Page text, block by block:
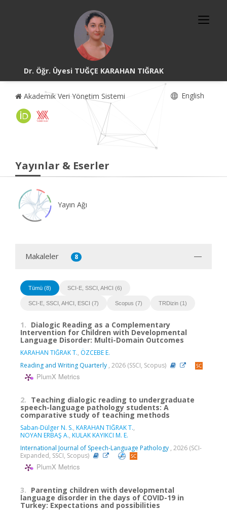
Dr. Öğr. Üyesi TUĞÇE KARAHAN TIĞRAK
Akademik Veri Yönetim Sistemi English
Yayınlar & Eserler
Yayın Ağı
Makaleler 8
Tümü (8) SCI-E, SSCI, AHCI (6)
SCI-E, SSCI, AHCI, ESCI (7) Scopus (7) TRDizin (1)
1. Dialogic Reading as a Complementary
Intervention for Children with Developmental
Language Disorder: Multi-Domain Outcomes
KARAHAN TIĞRAK T., ÖZCEBE E.
Reading and Writing Quarterly , 2026 (SSCI, Scopus)
PlumX Metrics
2. Teaching dialogic reading to undergraduate
speech-language pathology students: A
comparative study of teaching methods
Saban-Dülger N. S., KARAHAN TIĞRAK T.,
NOYAN ERBAŞ A., KULAK KAYIKCI M. E.
International Journal of Speech-Language Pathology , 2026 (SCI-
Expanded, SSCI, Scopus)
PlumX Metrics
3. Parenting children with developmental
language disorder in the days of COVID-19 in
Turkey: Expectations and possibilities